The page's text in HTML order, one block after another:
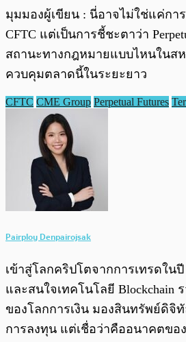
มุมมองผู้เขียน : นี่อาจไม่ใช่แค่กา
CFTC แต่เป็นการชี้ชะตาว่า
สถานะทางกฎหมายแบบไหนในส
ควบคุมตลาดนี้ในระยะยาว
CFTC CME Group Perpetual Futures
Pairploy Denpairojsak
เข้าสู่โลกคริปโตจากการเทรดในปี
และสนใจเทคโนโลยี Blockchain
ของโลกการเงิน มองสินทรัพย์ดิจิ
การลงทุน แต่เชื่อว่าคืออนาคตขอ